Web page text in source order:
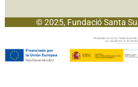
© 2025, Fundació Santa